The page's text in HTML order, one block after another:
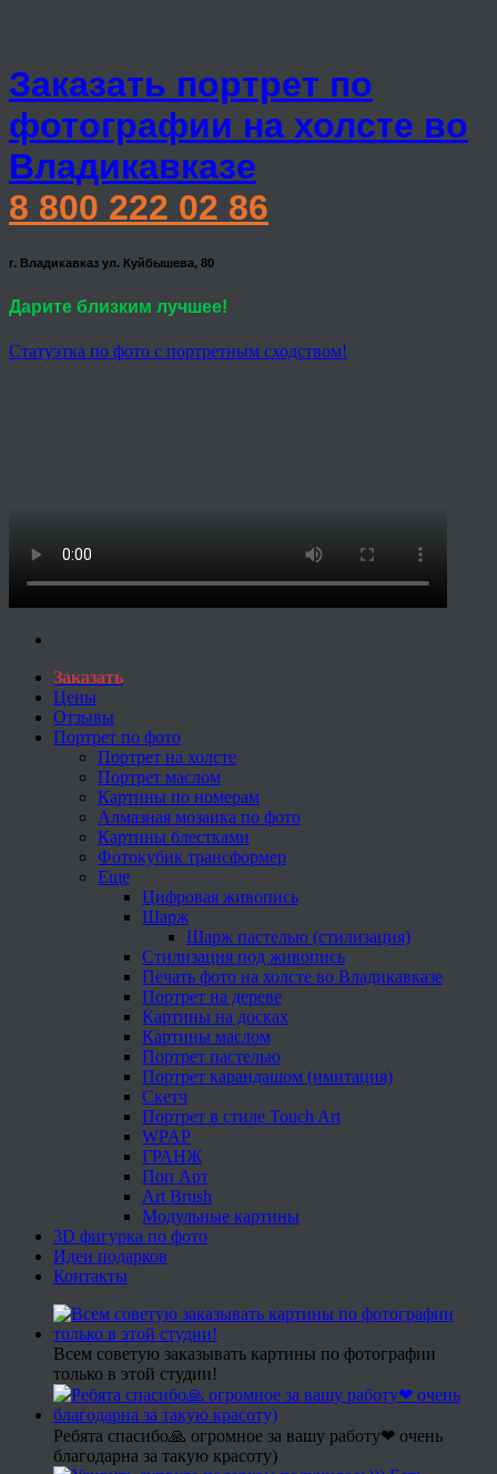
Заказать портрет по
фотографии на холсте во
Владикавказе
8 800 222 02 86
г. Владикавказ ул. Куйбышева, 80
Дарите близким лучшее!
Статуэтка по фото с портретным сходством!
Заказать
Цены
Отзывы
Портрет по фото
Портрет на холсте
Портрет маслом
Картины по номерам
Алмазная мозаика по фото
Картины блестками
Фотокубик трансформер
Еще
Цифровая живопись
Шарж
Шарж пастелью (стилизация)
Стилизация под живопись
Печать фото на холсте во Владикавказе
Портрет на дереве
Картины на досках
Картины маслом
Портрет пастелью
Портрет карандашом (имитация)
Скетч
Портрет в стиле Touch Art
WPAP
ГРАНЖ
Поп Арт
Art Brush
Модульные картины
3D фигурка по фото
Идеи подарков
Контакты
Всем советую заказывать картины по фотографии
только в этой студии!
Ребята спасибо🙏 огромное за вашу работу❤ очень
благодарна за такую красоту)